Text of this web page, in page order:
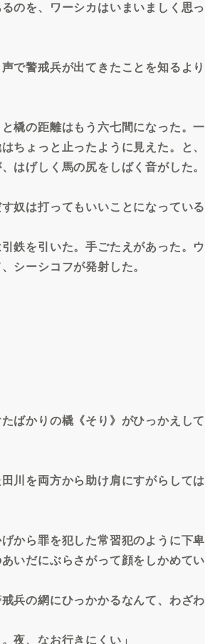
のを、ワーシカはいまいましく思っ
で警戒兵が出てきたことを知るより
橇の距離はもう六七間になった。一
ちょっと止ったように見えた。と、
はげしく馬の尻をしばく音がした。
奴は打ってもいいことになっている
鉄を引いた。手ごたえがあった。ウ
シーシコフが発射した。
ばかりの橇《そり》がひっかえして
川を両方から助け肩にすがらしては
から罪を犯した常習犯のように下卑
いだにぶらさがって顔をしかめてい
兵の網にひっかかるなんて、わざわ
夜、なお行きにくい」